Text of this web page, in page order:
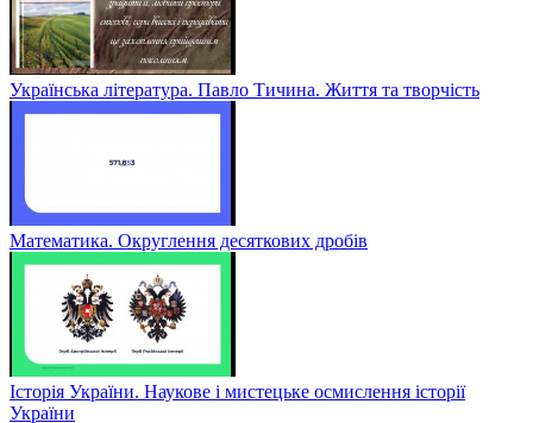
Українська література. Павло Тичина. Життя та творчість
Математика. Округлення десяткових дробів
Історія України. Наукове і мистецьке осмислення історії
України